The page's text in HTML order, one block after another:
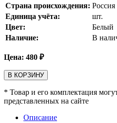
Страна происхождения: Россия
Единица учёта:
шт.
Цвет:
Белый
Наличие:
В
Цена: 480 ₽
В КОРЗИНУ
* Товар и его комплектация
представленных на сайте
Описание